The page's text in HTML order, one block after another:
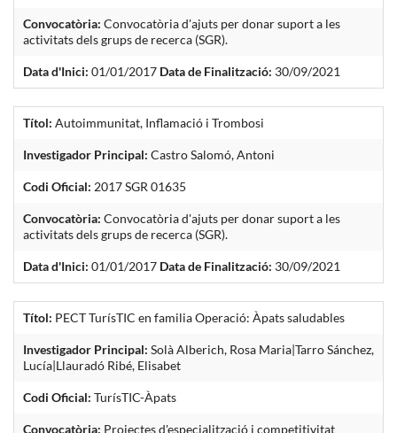
Convocatòria: Convocatòria d'ajuts per donar suport a les
activitats dels grups de recerca (SGR).
Data d'Inici: 01/01/2017 Data de Finalització: 30/09/2021
Títol: Autoimmunitat, Inflamació i Trombosi
Investigador Principal: Castro Salomó, Antoni
Codi Oficial: 2017 SGR 01635
Convocatòria: Convocatòria d'ajuts per donar suport a les
activitats dels grups de recerca (SGR).
Data d'Inici: 01/01/2017 Data de Finalització: 30/09/2021
Títol: PECT TurísTIC en familia Operació: Àpats saludables
Investigador Principal: Solà Alberich, Rosa Maria|Tarro Sánchez,
Lucía|Llauradó Ribé, Elisabet
Codi Oficial: TurísTIC-Àpats
Convocatòria: Projectes d'especialització i competitivitat